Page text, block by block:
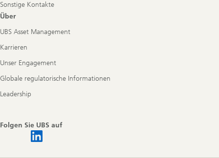
Sonstige Kontakte
Über
UBS Asset Management
Karrieren
Unser Engagement
Globale regulatorische Informationen
Leadership
Folgen Sie UBS auf